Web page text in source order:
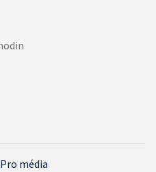
Pro média